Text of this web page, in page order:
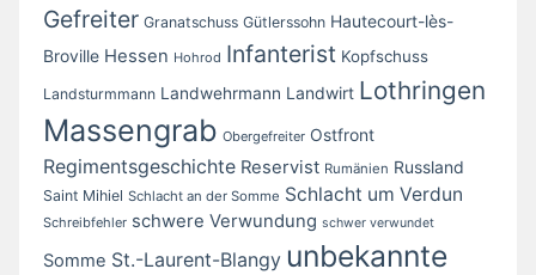
Gefreiter Granatschuss Gütlerssohn Hautecourt-lès-
Broville Hessen Hohrod Infanterist Kopfschuss
Landsturmmann Landwehrmann Landwirt Lothringen
Massengrab Obergefreiter Ostfront
Regimentsgeschichte Reservist Rumänien Russland
Saint Mihiel Schlacht an der Somme Schlacht um Verdun
Schreibfehler schwere Verwundung schwer verwundet
Somme St.-Laurent-Blangy unbekannte